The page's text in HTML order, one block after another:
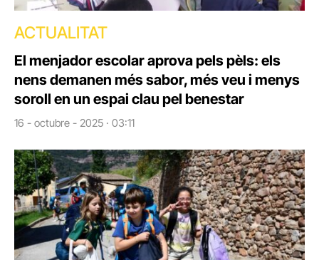
ACTUALITAT
El menjador escolar aprova pels pèls: els
nens demanen més sabor, més veu i menys
soroll en un espai clau pel benestar
16 - octubre - 2025 · 03:11